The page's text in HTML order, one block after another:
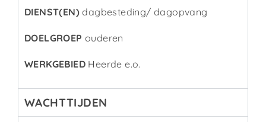
DIENST(EN)dagbesteding/ dagopvang
DOELGROEP ouderen
WERKGEBIED Heerde e.o.
WACHTTIJDEN